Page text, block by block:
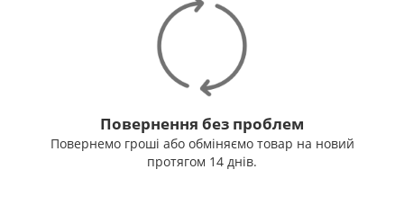
Повернення без проблем
Повернемо гроші або обміняємо товар на новий
протягом 14 днів.